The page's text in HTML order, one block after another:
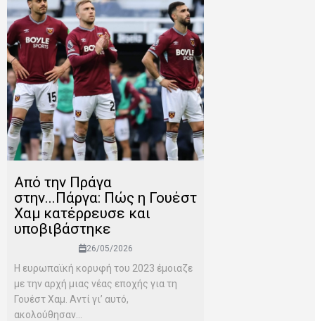
Από την Πράγα
στην...Πάργα: Πώς η Γουέστ
Χαμ κατέρρευσε και
υποβιβάστηκε
26/05/2026
Η ευρωπαϊκή κορυφή του 2023 έμοιαζε
με την αρχή μιας νέας εποχής για τη
Γουέστ Χαμ. Αντί γι’ αυτό,
ακολούθησαν...